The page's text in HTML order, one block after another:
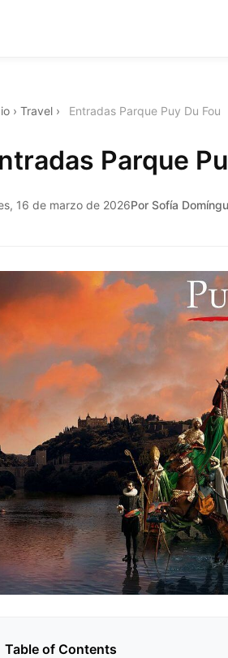
› Travel › Entradas Parque Puy Du Fou
Parque
16 de marzo de 2026Por Sofía
Table of Contents